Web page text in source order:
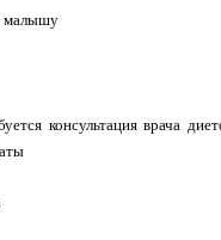
малышу
консультация врача